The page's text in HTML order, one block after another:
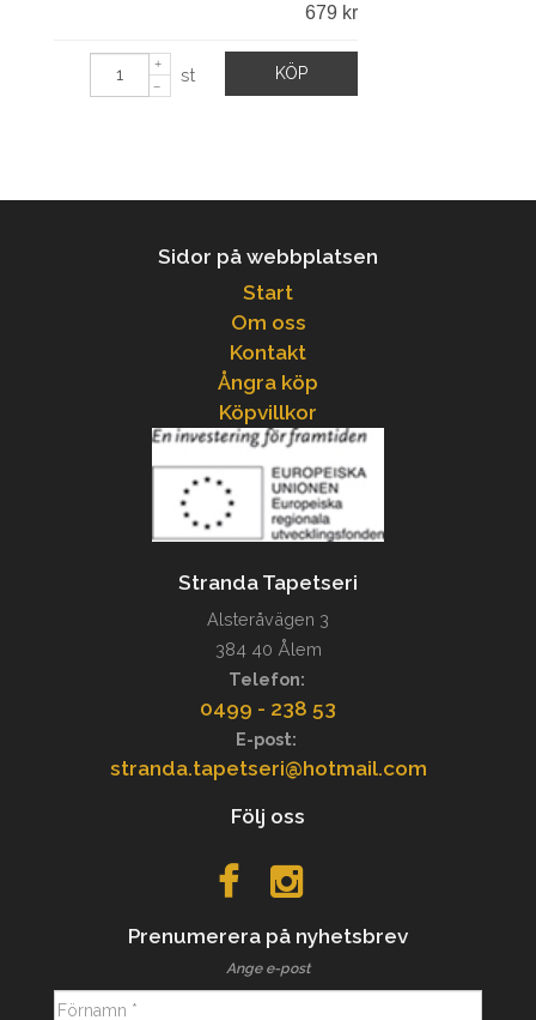
679 kr
KÖP
st
Sidor på webbplatsen
Start
Om oss
Kontakt
Ångra köp
Köpvillkor
Stranda Tapetseri
Alsteråvägen 3
384 40 Ålem
Telefon:
0499 - 238 53
E-post:
stranda.tapetseri@hotmail.com
Följ oss
Prenumerera på nyhetsbrev
Ange e-post